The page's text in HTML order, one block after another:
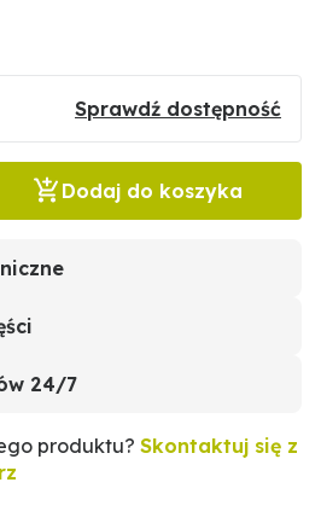
Sprawdź dostępność
Dodaj do koszyka
24/7
produktu? Skontaktuj się z